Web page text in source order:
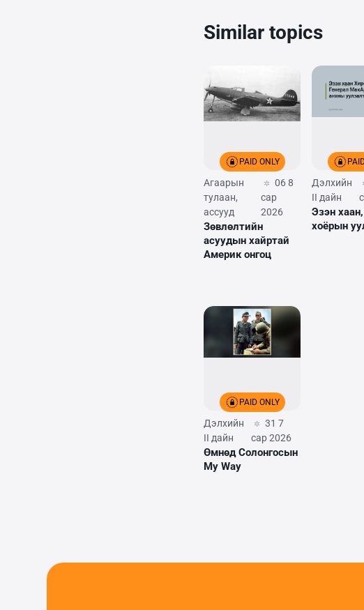
Similar topics
PAID ONLY
Агаарын
тулаан,
ассууд
06 8
сар
2026
Зөвлөлтийн
асуудын хайртай
Америк онгоц
Дэлхийн
II дайн
Эзэн
хоёрын
PAID ONLY
Дэлхийн
II дайн
31 7
сар 2026
Өмнөд Солонгосын
My Way